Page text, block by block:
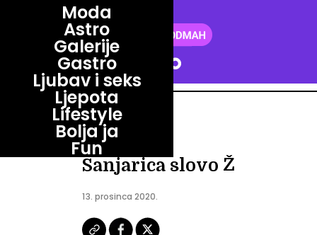
Moda
Astro
Galerije
Gastro
Ljubav i seks
Ljepota
Lifestyle
Bolja ja
Fun
ASTRO
ASTRO
Sanjarica slovo Ž
13. prosinca 2020.